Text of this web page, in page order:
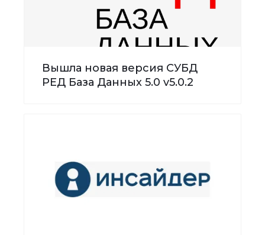
Вышла новая версия СУБД
РЕД База Данных 5.0 v5.0.2